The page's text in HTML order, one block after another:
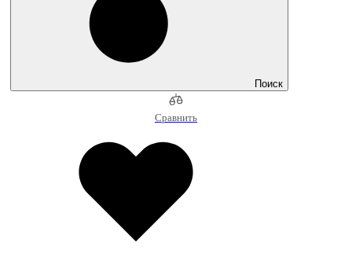
Поиск
Сравнить